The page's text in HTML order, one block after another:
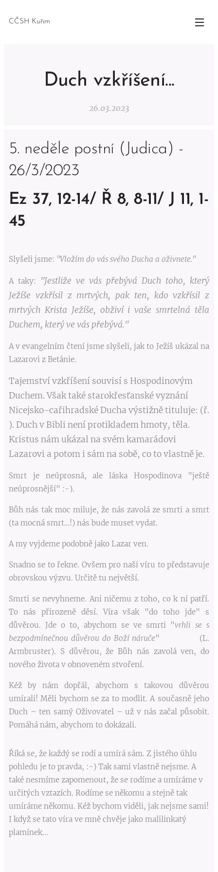
CČSH Kuřim
Duch vzkříšení...
26.03.2023
5. neděle postní (Judica) -
26/3/2023
Ez 37, 12-14/ Ř 8, 8-11/ J 11, 1-
45
Slyšeli jsme: "Vložím do vás svého Ducha a oživnete."
A taky:
"Jestliže ve vás přebývá Duch toho, který
Ježíše vzkřísil z mrtvých, pak ten, kdo vzkřísil z
mrtvých Krista Ježíše, obživí i vaše smrtelná těla
Duchem, který ve vás přebývá."
A v evangelním čtení jsme slyšeli, jak to Ježíš ukázal na
Lazarovi z Betánie.
Tajemství vzkříšení souvisí s Hospodinovým
Duchem. Však také starokřesťanské vyznání
Nicejsko-cařihradské Ducha výstižně tituluje: (ř.
). Duch v Bibli není protikladem hmoty, těla.
Kristus nám ukázal na svém kamarádovi
Lazarovi a potom i sám na sobě, co to vlastně je.
Smrt je neúprosná, ale láska Hospodinova "ještě
neúprosnější" :-).
Bůh nás tak moc miluje, že nás zavolá ze smrti a smrt
(ta mocná smrt…!) nás bude muset vydat.
A my vyjdeme podobně jako Lazar ven.
Snadno se to řekne. Ovšem pro naši víru to představuje
obrovskou výzvu. Určitě tu největší.
Smrti se nevyhneme. Ani ničemu z toho, co k ní patří.
To nás přirozeně děsí. Víra však "do toho jde" s
důvěrou. Jde o to, abychom se ve smrti "vrhli se s
bezpodmínečnou důvěrou do Boží náruče" (L.
Armbruster). S důvěrou, že Bůh nás zavolá ven, do
nového života v obnoveném stvoření.
Kéž by nám dopřál, abychom s takovou důvěrou
umírali! Měli bychom se za to modlit. A současně jeho
Duch – ten samý Oživovatel – už v nás začal působit.
Pomáhá nám, abychom to dokázali.
Říká se, že každý se rodí a umírá sám. Z jistého úhlu
pohledu je to pravda, :-) Tak sami vlastně nejsme. A
také nesmíme zapomenout, že se rodíme a umíráme v
určitých vztazích. Rodíme se někomu a stejně tak
umíráme někomu. Kéž bychom viděli, jak nejsme sami!
I když se tato víra ve mně chvěje jako malilinkatý
plamínek...